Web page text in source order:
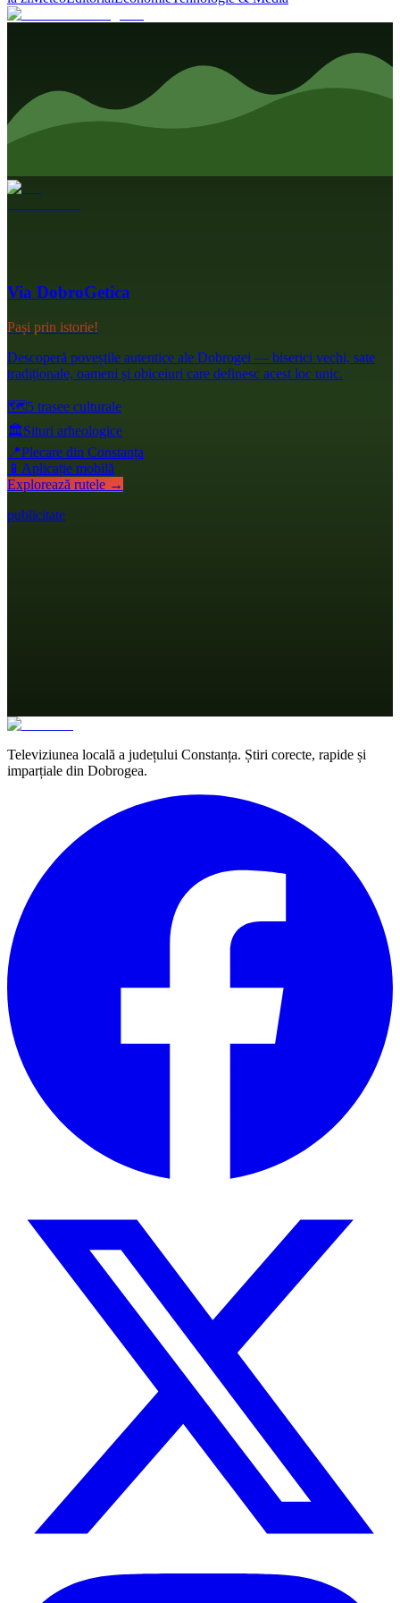
Via DobroGetica
Pași prin istorie!
Descoperă poveștile autentice ale Dobrogei — biserici vechi, sate
tradiționale, oameni și obiceiuri care definesc acest loc unic.
🗺️5 trasee culturale
🏛️Situri arheologice
📍Plecare din Constanța
📱 Aplicație mobilă
Explorează rutele →
publicitate
Televiziunea locală a județului Constanța. Știri corecte, rapide și
imparțiale din Dobrogea.